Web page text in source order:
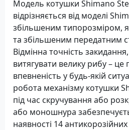
Модель котушки Shimano
відрізняється від моделі
збільшеним типорозміром,
та збільшеним передатним
Відмінна точність
витягувати велику рибу – це
впевненість у будь-якій
робота механізму котушки
під час скручування або
або моношнура
наявності 14